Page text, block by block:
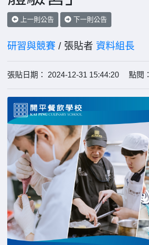
上一則公告 下一則公告
研習與競賽 / 張貼者 資料組長
張貼日期： 2024-12-31 15:44:20 點閱：